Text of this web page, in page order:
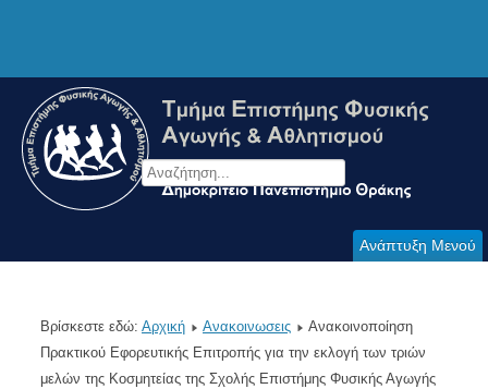
Ανάπτυξη Μενού
Βρίσκεστε εδώ: Αρχική Ανακοινωσεις
Ανακοινοποίηση
Πρακτικού Εφορευτικής Επιτροπής για την εκλογή των τριών
μελών της Κοσμητείας της Σχολής Επιστήμης Φυσικής Αγωγής